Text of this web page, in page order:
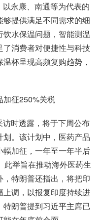
永康、南通等为代表的
提供满足不同需求的细
水保温问题，智能测温
消费者对便捷性与科技
杯呈现高频复购趋势，
加征250%关税
时透露，将于下周公布
。该计划中，医药产品
加征，一年至一年半后
此举旨在推动海外医药生
特朗普还指出，将把印
调，以报复印度持续进
朗普提到习近平主席已